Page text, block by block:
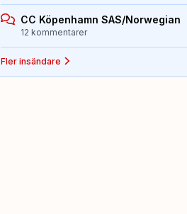
CC Köpenhamn SAS/Norwegian
12 kommentarer
Fler insändare